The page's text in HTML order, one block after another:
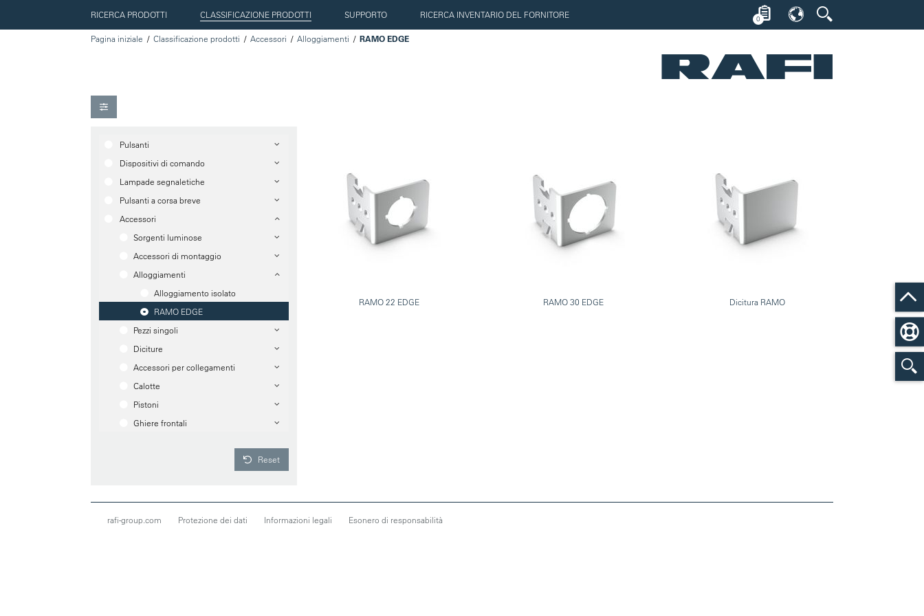
RICERCA PRODOTTI CLASSIFICAZIONE PRODOTTI SUPPORTO RICERCA INVENTARIO DEL FORNITORE 0
Pagina iniziale Classificazione prodotti Accessori Alloggiamenti RAMO EDGE
Pulsanti
Dispositivi di comando
Lampade segnaletiche
Pulsanti a corsa breve
Accessori
Sorgenti luminose
Accessori di montaggio
Alloggiamenti
Alloggiamento isolato
RAMO EDGE
Pezzi singoli
Diciture
Accessori per collegamenti
Calotte
Pistoni
Ghiere frontali
Reset
RAMO 22 EDGE RAMO 30 EDGE Dicitura RAMO
rafi-group.com Protezione dei dati Informazioni legali Esonero di responsabilità